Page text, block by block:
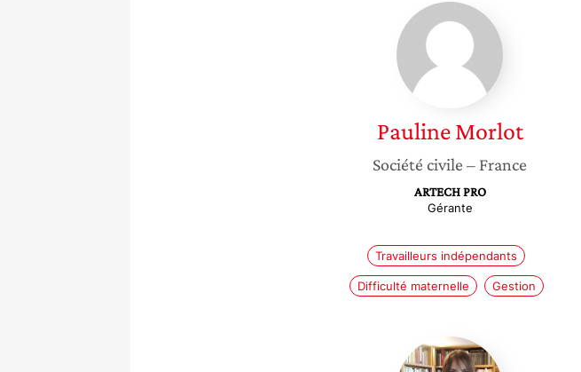
Pauline
Morlot
Pauline Morlot
Société civile – France
ARTECH PRO
Gérante
Travailleurs indépendants
Difficulté maternelle Gestion
Aude
Jullien